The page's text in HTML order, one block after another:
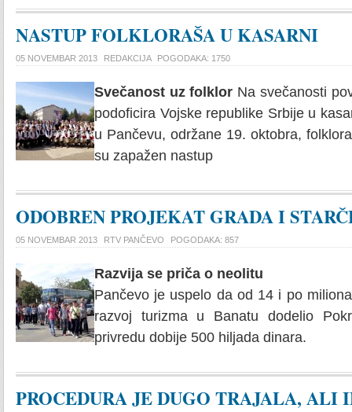
NASTUP FOLKLORAŠA U KASARNI
05 NOVEMBAR 2013 REDAKCIJA POGODAKA: 1750
Svečanost uz folklor Na svečanosti
podoficira Vojske republike Srbije u
u Pančevu, održane 19. oktobra,
su zapažen nastup
ODOBREN PROJEKAT GRADA I
05 NOVEMBAR 2013 RTV PANČEVO POGODAKA: 857
Razvija se priča o neolitu
Pančevo je uspelo da od 14 i po
razvoj turizma u Banatu dodelio
privredu dobije 500 hiljada dinara.
PROCEDURA JE DUGO TRAJALA, ALI